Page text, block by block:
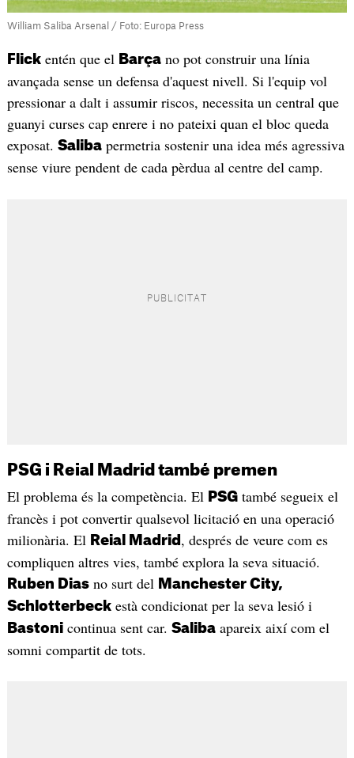
William Saliba Arsenal / Foto: Europa Press
Flickentén que el Barçano pot construir una línia
avançada sense un defensa d'aquest nivell. Si l'equip vol
pressionar a dalt i assumir riscos, necessita un central que
guanyi curses cap enrere i no pateixi quan el bloc queda
exposat. Salibapermetria sostenir una idea més agressiva
sense viure pendent de cada pèrdua al centre del camp.
PSG i Reial Madrid també premen
El problema és la competència. El PSGtambé segueix el
francès i pot convertir qualsevol licitació en una operació
milionària. El Reial Madrid , després de veure com es
compliquen altres vies, també explora la seva situació.
Ruben Diasno surt del Manchester City,
Schlotterbeckestà condicionat per la seva lesió i
Bastonicontinua sent car. Salibaapareix així com el
somni compartit de tots.